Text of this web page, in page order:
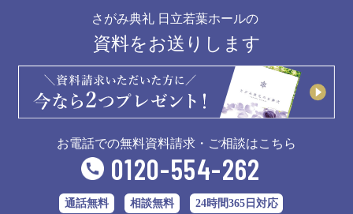
さがみ典礼 日立若葉ホールの
資料をお送りします
お電話での無料資料請求・ご相談はこちら
0120-554-262
通話無料 相談無料 24時間365日対応